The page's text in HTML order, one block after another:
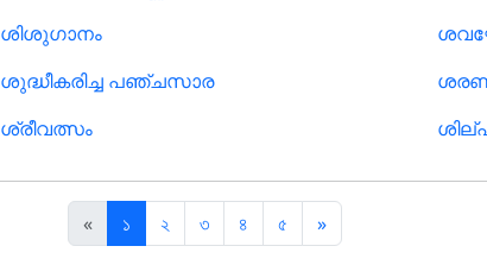
ശിശുഗാനം
ശുദ്ധീകരിച്ച പഞ്ചസാര
ശ്രീവത്സം
«पि
छ
১ ২ ৩ ৪ ৫ »अ
ग